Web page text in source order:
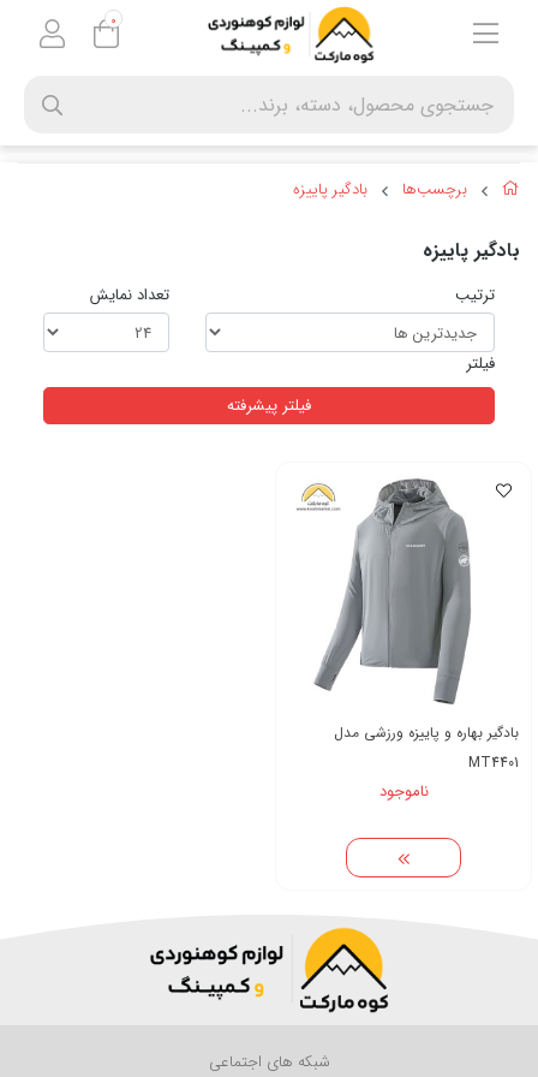
برچسب‌ها بادگیر پاییزه
بادگیر پاییزه
ترتیب تعداد نمایش
فیلتر
فیلتر پیشرفته
بادگیر بهاره و پاییزه ورزشی مدل
MT4401
ناموجود
شبکه های اجتماعی
0